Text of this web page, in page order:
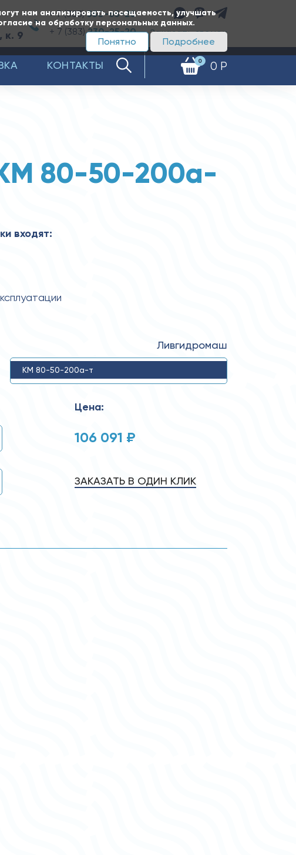
нам анализировать посещаемость, улучшать
на обработку персональных данных.
Подробнее
Понятно
к. 9
+ 7 (383)350-65-20
+ 7 (383)230-25-20 Заказать звонок
0 0 Р
КОНТАКТЫ
80-50-200а-
входят:
Ливгидромаш
КМ 80-50-200а-т
Цена:
106 091 ₽
ЗАКАЗАТЬ В ОДИН КЛИК